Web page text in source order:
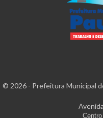
© 2026 - Prefeitura Municipal